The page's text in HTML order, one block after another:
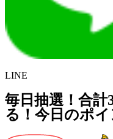
LINE
毎日抽選！合計
る！今日のポ